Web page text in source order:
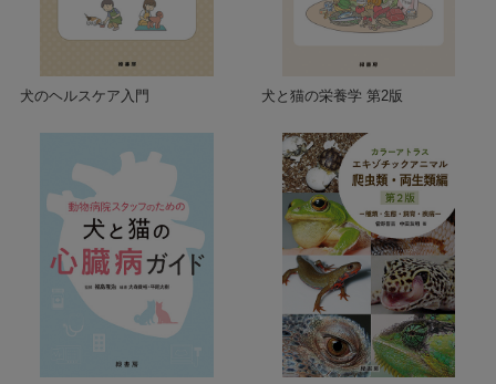
犬のヘルスケア入門 犬と猫の栄養学 第2版